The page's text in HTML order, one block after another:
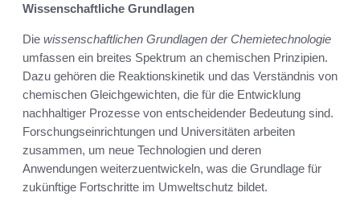
Wissenschaftliche Grundlagen
Die wissenschaftlichen Grundlagen der Chemietechnologie
umfassen ein breites Spektrum an chemischen Prinzipien.
Dazu gehören die Reaktionskinetik und das Verständnis von
chemischen Gleichgewichten, die für die Entwicklung
nachhaltiger Prozesse von entscheidender Bedeutung sind.
Forschungseinrichtungen und Universitäten arbeiten
zusammen, um neue Technologien und deren
Anwendungen weiterzuentwickeln, was die Grundlage für
zukünftige Fortschritte im Umweltschutz bildet.